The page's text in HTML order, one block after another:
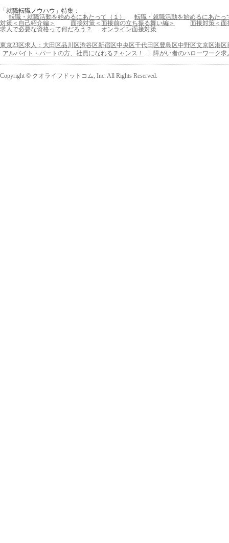
「就職転職ノウハウ」特集：
転職・就職活動を始めるにあたって（１）
転職・就職活動を始めるにあたっ
対策＜自己紹介編＞
面接対策＜面接前の立ち振る舞い編＞
面接対策＜面
求人で必要な資格って何だろう？
オンライン面接対策
東京23区求人：大田区品川区渋谷区新宿区中央区千代田区豊島区中野区文京区港区
アルバイト・パートの方、社員になれるチャンス！
障がい者のハローワーク求
Copyright © クオライフドットコム, Inc. All Rights Reserved.